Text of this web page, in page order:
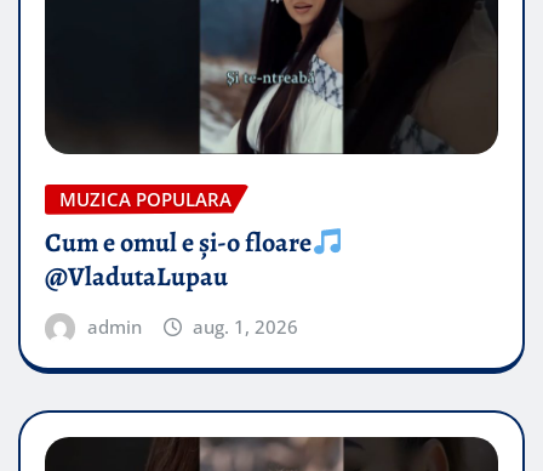
MUZICA POPULARA
Cum e omul e și-o floare
@VladutaLupau
admin aug. 1, 2026